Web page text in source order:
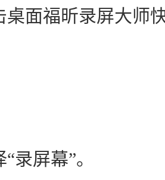
福昕录屏大师快
屏幕”。